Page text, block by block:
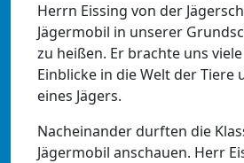
Herrn Eissing von der
Jägermobil in unserer
zu heißen. Er brachte uns
Einblicke in die Welt der Tiere
eines Jägers.
Nacheinander durften die
Jägermobil anschauen. Herr